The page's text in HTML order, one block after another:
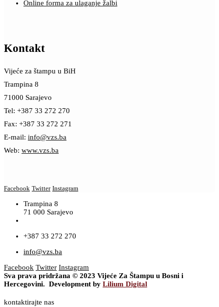
Online forma za ulaganje žalbi
Kontakt
Vijeće za štampu u BiH
Trampina 8
71000 Sarajevo
Tel: +387 33 272 270
Fax: +387 33 272 271
E-mail: info@vzs.ba
Web: www.vzs.ba
Facebook Twitter Instagram
Trampina 8
71 000 Sarajevo
+387 33 272 270
info@vzs.ba
Facebook Twitter Instagram
Sva prava pridržana © 2023 Vijeće Za Štampu u Bosni i
Hercegovini. Development by Lilium Digital
kontaktirajte nas